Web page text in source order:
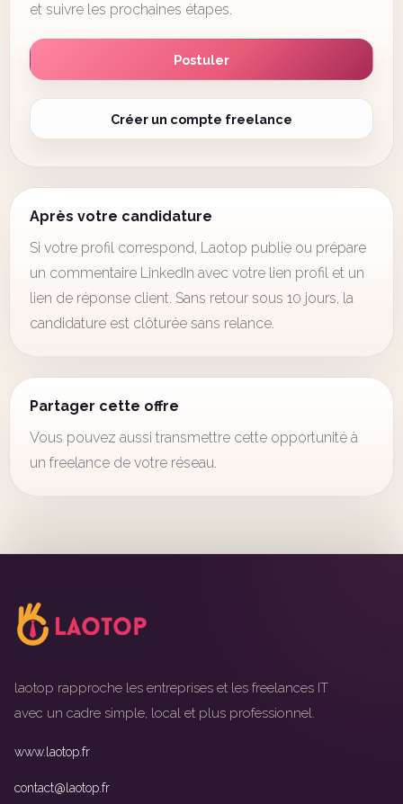
et suivre les prochaines étapes.
Postuler
Créer un compte freelance
Après votre candidature
Si votre profil correspond, Laotop publie ou prépare
un commentaire LinkedIn avec votre lien profil et un
lien de réponse client. Sans retour sous 10 jours, la
candidature est clôturée sans relance.
Partager cette offre
Vous pouvez aussi transmettre cette opportunité à
un freelance de votre réseau.
laotop rapproche les entreprises et les freelances IT
avec un cadre simple, local et plus professionnel.
www.laotop.fr
contact@laotop.fr